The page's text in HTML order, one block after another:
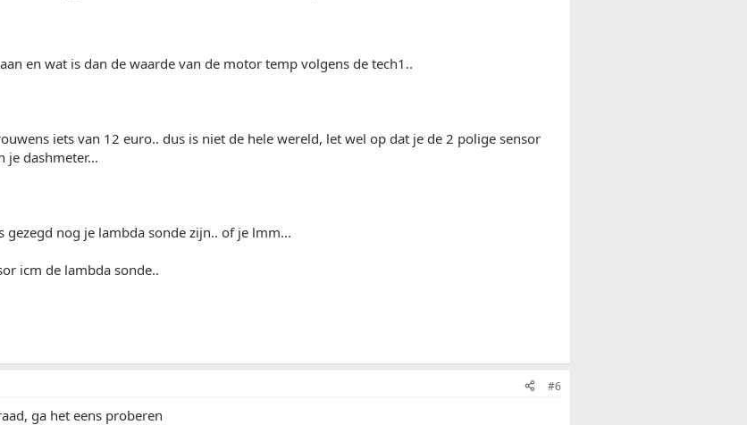
en wat is dan de waarde van de motor temp volgens de tech1..
iets van 12 euro.. dus is niet de hele wereld, let wel op dat je de 2 polige sensor
je dashmeter...
gezegd nog je lambda sonde zijn.. of je lmm...
icm de lambda sonde..
#6
ga het eens proberen